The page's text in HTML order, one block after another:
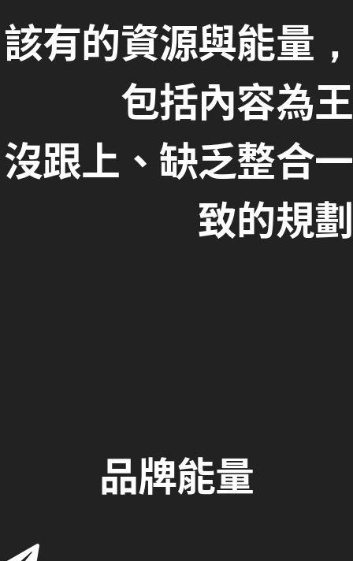
該有的資源與能量，
包括內容為王
沒跟上、缺乏整合一
致的規劃
品牌能量